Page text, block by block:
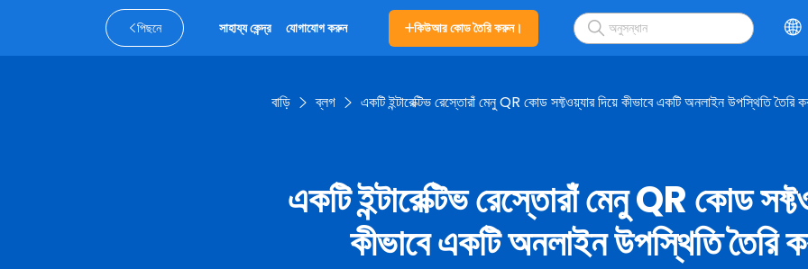
পিছনে সাহায্য কেন্দ্র যোগাযোগ করুন কিউআর কোড তৈরি করুন।
বাড়ি ব্লগ একটি ইন্টারেক্টিভ রেস্তোরাঁ মেনু QR কোড সফ্টওয়্যার দিয়ে কীভাবে একটি অনলাইন উপস্থিতি তৈরি
একটি ইন্টারেক্টিভ রেস্তোরাঁ মেনু QR কোড
কীভাবে একটি অনলাইন উপস্থিতি তৈরি